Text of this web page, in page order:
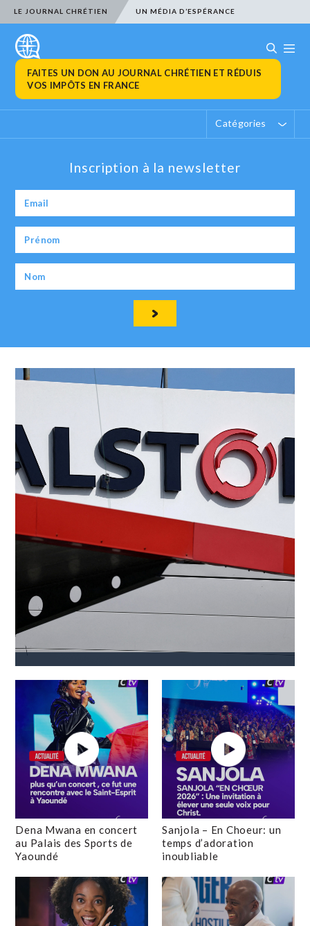
LE JOURNAL CHRÉTIEN UN MÉDIA D’ESPÉRANCE
FAITES UN DON AU JOURNAL CHRÉTIEN ET RÉDUIS
VOS IMPÔTS EN FRANCE
Catégories
Inscription à la newsletter
Dena Mwana en concert
au Palais des Sports de
Yaoundé
Sanjola – En Choeur: un
temps d’adoration
inoubliable